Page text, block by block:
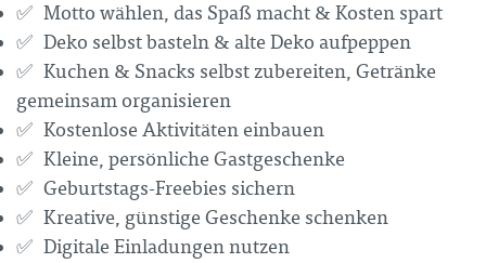
✅ Motto wählen, das Spaß macht & Kosten spart
✅ Deko selbst basteln & alte Deko aufpeppen
✅ Kuchen & Snacks selbst zubereiten, Getränke
gemeinsam organisieren
✅ Kostenlose Aktivitäten einbauen
✅ Kleine, persönliche Gastgeschenke
✅ Geburtstags-Freebies sichern
✅ Kreative, günstige Geschenke schenken
✅ Digitale Einladungen nutzen